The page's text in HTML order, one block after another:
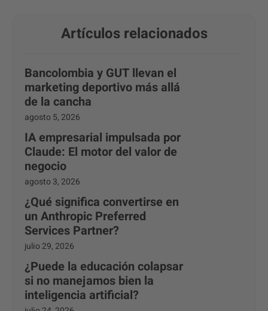
Artículos relacionados
Bancolombia y GUT llevan el
marketing deportivo más allá
de la cancha
agosto 5, 2026
IA empresarial impulsada por
Claude: El motor del valor de
negocio
agosto 3, 2026
¿Qué significa convertirse en
un Anthropic Preferred
Services Partner?
julio 29, 2026
¿Puede la educación colapsar
si no manejamos bien la
inteligencia artificial?